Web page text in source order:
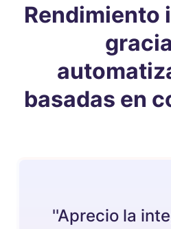
Rendimiento
basadas en
''Aprecio la